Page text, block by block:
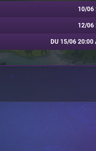
10/06
12/06
DU 15/06